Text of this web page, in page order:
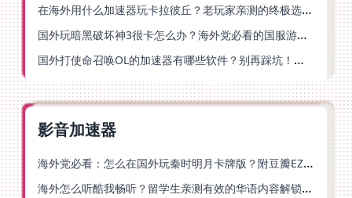
在海外用什么加速器玩卡拉彼丘？老玩家亲测的终极选择指南
国外玩暗黑破坏神3很卡怎么办？海外党必看的国服游戏加速终极指南
国外打使命召唤OL的加速器有哪些软件？别再踩坑！海外党国服游戏流畅秘籍
影音加速器
海外党必看：怎么在国外玩秦时明月卡牌版？附豆瓣EZCast地区限制破解法
海外怎么听酷我畅听？留学生亲测有效的华语内容解锁指南